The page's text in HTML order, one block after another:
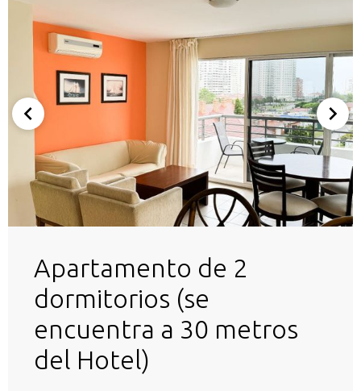
Apartamento de 2
dormitorios (se
encuentra a 30 metros
del Hotel)